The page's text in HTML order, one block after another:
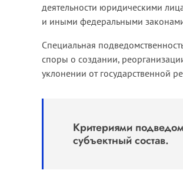
деятельности юридическими
и иными федеральными
Специальная
споры о создании,
уклонении от государственной
Критериями
субъектный состав.